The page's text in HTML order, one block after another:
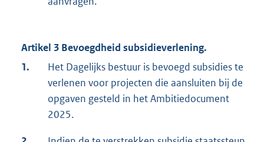
Artikel 3 Bevoegdheid subsidieverlening.
1.
Het Dagelijks bestuur is bevoegd subsidies te
verlenen voor projecten die aansluiten bij de
opgaven gesteld in het Ambitiedocument
2025.